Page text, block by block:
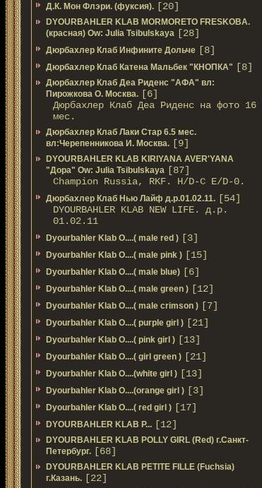
Д.К. Мон Флэри. (фуксия). [20]
DYOURBAHLER KLAB MORMORETO FRESKOBA.
(красная) Ow: Julia Tsibulskaya [28]
Дюрбахлер Клаб Инфините Дольче [8]
Дюрбахлер Клаб Катена Мальбек "КНОПКА" [8]
Дюрбахлер Клаб Деа Риденс "АФА" вл:
Пирожкова О. Москва. [6]
Дюрбахлер Клаб Деа Риденс на фото 16
мес.
Дюрбахлер Клаб Лаки Стар 6.5 мес.
вл:Черепенникова И. Москва. [9]
DYOURBAHLER KLAB KIRIYANA AVER'YANA
"Дора" Ow: Julia Tsibulskaya [87]
Champion Russia, RKF. H/D-С E/D-0.
Дюрбахлер Клаб Нью Лайф д.р.01.02.11. [54]
DYOURBAHLER KLAB NEW LIFE. д.р.
01.02.11
Dyourbahler Klab O....( male red ) [3]
Dyourbahler Klab O....( male pink ) [15]
Dyourbahler Klab O....( male blue) [6]
Dyourbahler Klab O....( male green ) [12]
Dyourbahler Klab O....( male crimson ) [7]
Dyourbahler Klab O....( purple girl ) [21]
Dyourbahler Klab O....( pink girl ) [13]
Dyourbahler Klab O....( girl green ) [21]
Dyourbahler Klab O....(white girl ) [13]
Dyourbahler Klab O....(orange girl ) [3]
Dyourbahler Klab O....( red girl ) [17]
DYOURBAHLER KLAB P... [12]
DYOURBAHLER KLAB POLLY GIRL (Red) г.Санкт-
Петербург. [68]
DYOURBAHLER KLAB PETITE FILLE (Fuchsia)
г.Казань. [22]